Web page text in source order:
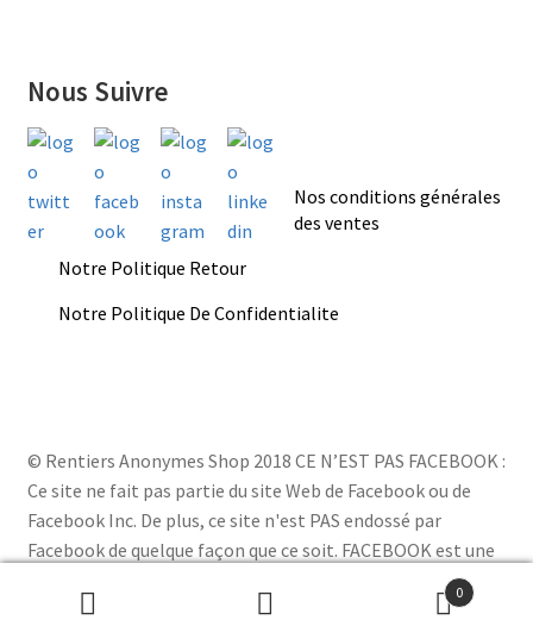
Nous Suivre
Nos conditions générales
des ventes
Notre Politique Retour
Notre Politique De Confidentialite
© Rentiers Anonymes Shop 2018 CE N’EST PAS FACEBOOK :
Ce site ne fait pas partie du site Web de Facebook ou de
Facebook Inc. De plus, ce site n'est PAS endossé par
Facebook de quelque façon que ce soit. FACEBOOK est une
0